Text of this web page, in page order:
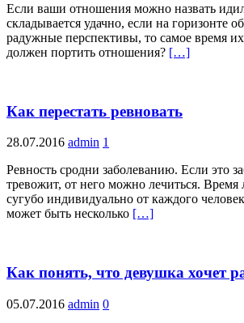
Если ваши отношения можно назвать
складывается удачно, если на горизонте
радужные перспективы, то самое время
должен портить отношения? […]
Как перестать ревновать
28.07.2016 admin 1
Ревность сродни заболеванию. Если это
тревожит, от него можно лечиться. Время
сугубо индивидуально от каждого
может быть несколько […]
Как понять, что девушка хочет
05.07.2016 admin 0